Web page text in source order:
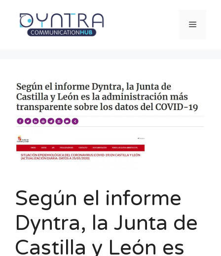
contenido
Menú
Según el informe
Dyntra, la Junta de
Castilla y León es